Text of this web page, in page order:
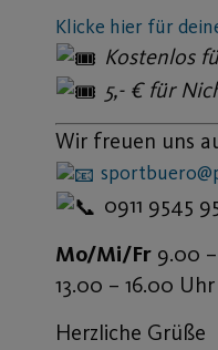
Mo/Mi/Fr9.00 –
13.00 – 16.00 Uhr
Herzliche Grüße
Laura Urlaub
für den Post SV
ALLE